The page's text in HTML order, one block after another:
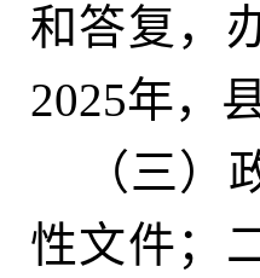
和答复，
2025年，
（三）
性文件；